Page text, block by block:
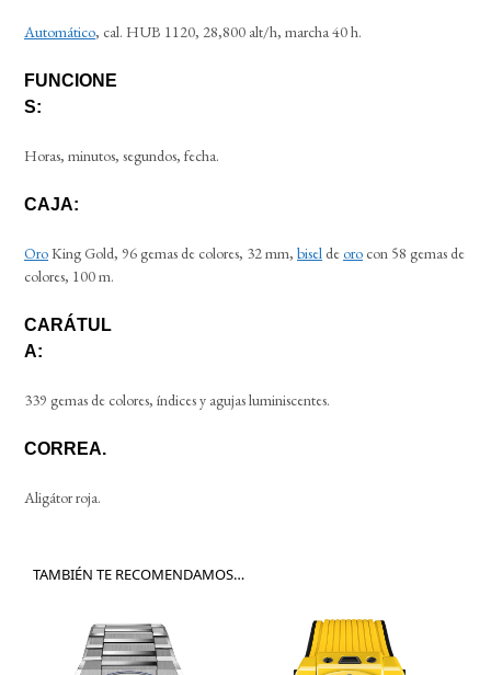
Automático, cal. HUB 1120, 28,800 alt/h, marcha 40 h.
FUNCIONE
S:
Horas, minutos, segundos, fecha.
CAJA:
OroKing Gold, 96 gemas de colores, 32 mm, bisel deoro con 58 gemas de
colores, 100 m.
CARÁTUL
A:
339 gemas de colores, índices y agujas luminiscentes.
CORREA.
Aligátor roja.
TAMBIÉN TE RECOMENDAMOS…